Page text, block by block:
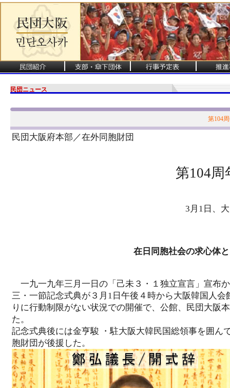
民団ニュース
第104
民団大阪府本部／在外同胞財団
第104
3月1日、
在日同胞社会の求心体
一九一九年三月一日の「己未３・１独立宣言」宣布
三・一節記念式典が３月1日午後４時から大阪韓国人
りに行動制限がない状況での開催で、公館、民団大阪
た。
記念式典後には金亨駿 ・駐大阪大韓民国総領事を囲
胞財団が後援した。